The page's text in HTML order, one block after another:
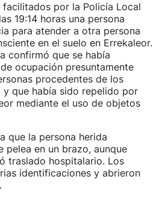
facilitados por la Policía Local
19:14 horas una persona
para atender a otra persona
en el suelo en Errekaleor.
confirmó que se había
ocupación presuntamente
procedentes de los
y que había sido repelido por
mediante el uso de objetos
que la persona herida
pelea en un brazo, aunque
traslado hospitalario. Los
identificaciones y abrieron